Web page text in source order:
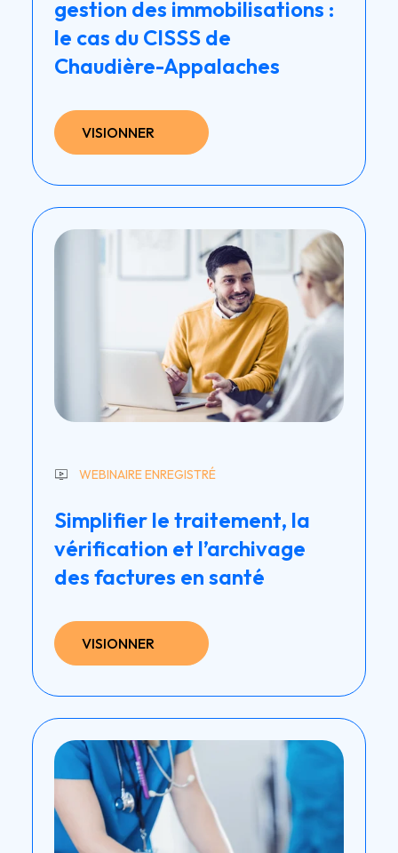
gestion des immobilisations :
le cas du CISSS de
Chaudière-Appalaches
VISIONNER
WEBINAIRE ENREGISTRÉ
Simplifier le traitement, la
vérification et l’archivage
des factures en santé
VISIONNER